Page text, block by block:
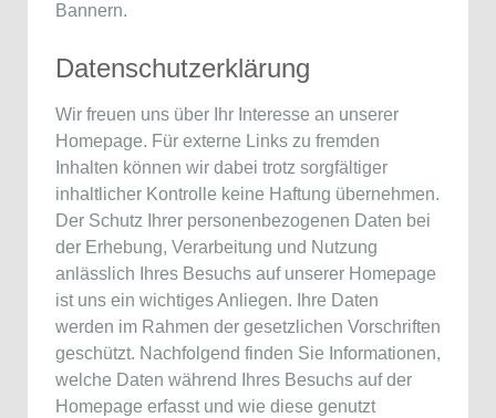
Bannern.
Datenschutzerklärung
Wir freuen uns über Ihr Interesse an unserer
Homepage. Für externe Links zu fremden
Inhalten können wir dabei trotz sorgfältiger
inhaltlicher Kontrolle keine Haftung übernehmen.
Der Schutz Ihrer personenbezogenen Daten bei
der Erhebung, Verarbeitung und Nutzung
anlässlich Ihres Besuchs auf unserer Homepage
ist uns ein wichtiges Anliegen. Ihre Daten
werden im Rahmen der gesetzlichen Vorschriften
geschützt. Nachfolgend finden Sie Informationen,
welche Daten während Ihres Besuchs auf der
Homepage erfasst und wie diese genutzt